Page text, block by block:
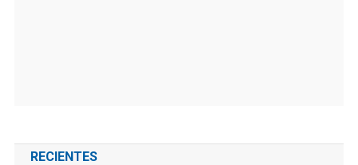
RECIENTES